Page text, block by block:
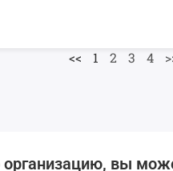
<< 1 2 3 4
вы